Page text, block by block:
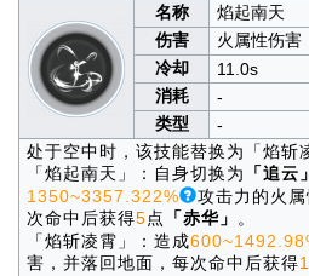
名称
焰起南天
伤害
火属性伤害
冷却
11.0s
消耗
-
类型
-
处于空中时，该技能替换为「焰斩
「焰起南天」：自身切换为 「追云」
1350~3357.322%
攻击力的火
次命中后获得5点 「赤华」
。
「焰斩凌霄」：造成
害，并落回地面，每次命中后获得